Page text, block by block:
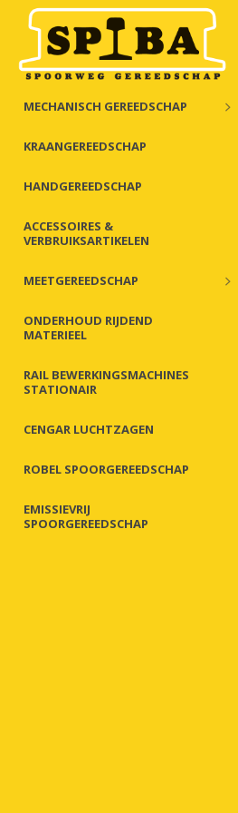
MECHANISCH GEREEDSCHAP
KRAANGEREEDSCHAP
HANDGEREEDSCHAP
ACCESSOIRES &
VERBRUIKSARTIKELEN
MEETGEREEDSCHAP
ONDERHOUD RIJDEND
MATERIEEL
RAIL BEWERKINGSMACHINES
STATIONAIR
CENGAR LUCHTZAGEN
ROBEL SPOORGEREEDSCHAP
EMISSIEVRIJ
SPOORGEREEDSCHAP